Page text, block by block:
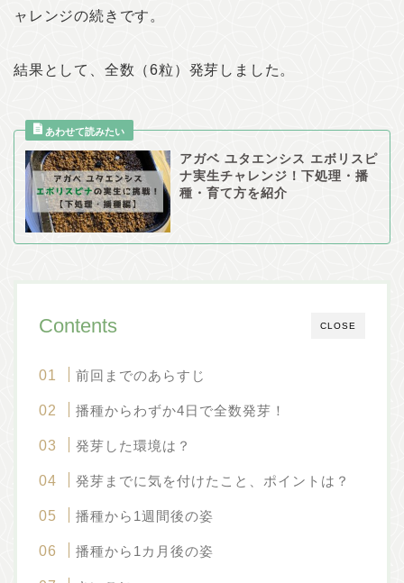
ャレンジの続きです。
結果として、全数（6粒）発芽しました。
アガベ ユタエンシス エボリスピ
ナ実生チャレンジ！下処理・播
種・育て方を紹介
CLOSE
Contents
前回までのあらすじ
播種からわずか4日で全数発芽！
発芽した環境は？
発芽までに気を付けたこと、ポイントは？
播種から1週間後の姿
播種から1カ月後の姿